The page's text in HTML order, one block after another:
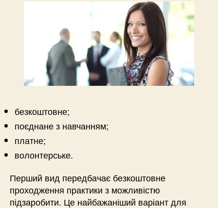
безкоштовне;
поєднане з навчанням;
платне;
волонтерське.
Перший вид передбачає безкоштовне
проходження практики з можливістю
підзаробити. Це найбажаніший варіант для